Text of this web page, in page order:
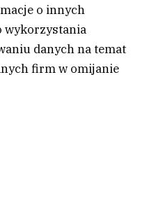
o innych
wykorzystania
danych na temat
firm w omijanie